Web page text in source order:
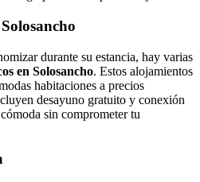
durante su estancia, hay varias
en Solosancho. Estos alojamientos
habitaciones a precios
desayuno gratuito y conexión
sin comprometer tu